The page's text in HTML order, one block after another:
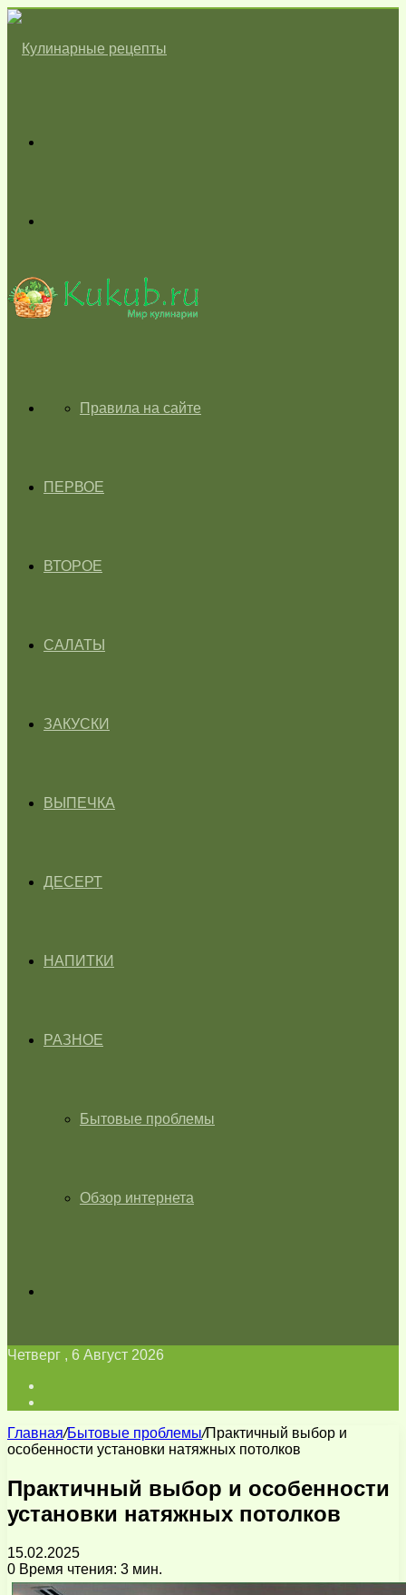
skin
ГЛАВНАЯПравила на сайте
ПЕРВОЕ
ВТОРОЕ
САЛАТЫ
ЗАКУСКИ
ВЫПЕЧКА
ДЕСЕРТ
НАПИТКИ
РАЗНОЕ
Бытовые проблемы
Обзор интернета
Четверг , 6 Август 2026
Главная/Бытовые проблемы/Практичный выбор и
особенности установки натяжных потолков
Практичный выбор и особенности
установки натяжных потолков
15.02.2025
0 Время чтения: 3 мин.